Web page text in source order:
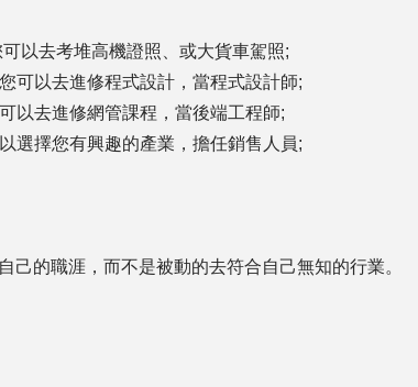
以去考堆高機證照、或大貨車駕照;
可以去進修程式設計，當程式設計師;
以去進修網管課程，當後端工程師;
選擇您有興趣的產業，擔任銷售人員;
己的職涯，而不是被動的去符合自己無知的行業。